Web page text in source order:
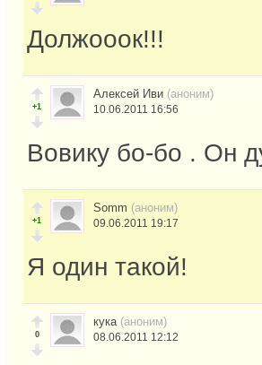
Должооок!!!
+1
Алексей Иви (аноним)
10.06.2011 16:56
Вовику бо-бо . Он
+1
Somm (аноним)
09.06.2011 19:17
Я один такой!
0
кука (аноним)
08.06.2011 12:12